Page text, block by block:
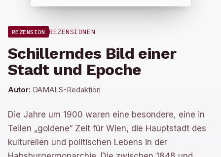
REZENSION REZENSIONEN
Schillerndes Bild einer
Stadt und Epoche
Autor: DAMALS-Redaktion
Die Jahre um 1900 waren eine besondere, eine in
Teilen „goldene“ Zeit für Wien, die Hauptstadt des
kulturellen und politischen Lebens in der